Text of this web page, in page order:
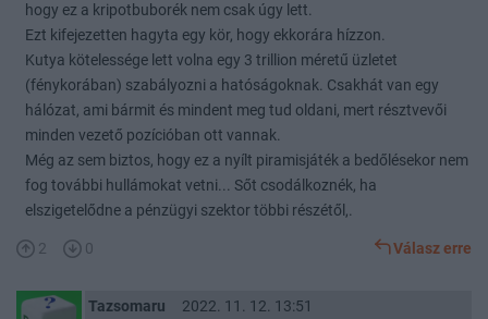
hogy ez a kripotbuborék nem csak úgy lett.
Ezt kifejezetten hagyta egy kör, hogy ekkorára hízzon.
Kutya kötelessége lett volna egy 3 trillion méretű üzletet
(fénykorában) szabályozni a hatóságoknak. Csakhát van egy
hálózat, ami bármit és mindent meg tud oldani, mert résztvevői
minden vezető pozícióban ott vannak.
Még az sem biztos, hogy ez a nyílt piramisjáték a bedőlésekor nem
fog további hullámokat vetni... Sőt csodálkoznék, ha
elszigetelődne a pénzügyi szektor többi részétől,.
2 0 Válasz erre
Tazsomaru
2022. 11. 12. 13:51